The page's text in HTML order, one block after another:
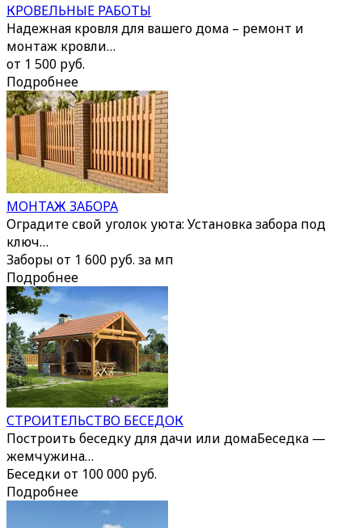
КРОВЕЛЬНЫЕ РАБОТЫ
Надежная кровля для вашего дома – ремонт и
монтаж кровли…
от 1 500 руб.
Подробнее
МОНТАЖ ЗАБОРА
Оградите свой уголок уюта: Установка забора под
ключ…
Заборы от 1 600 руб. за мп
Подробнее
СТРОИТЕЛЬСТВО БЕСЕДОК
Построить беседку для дачи или домаБеседка —
жемчужина…
Беседки от 100 000 руб.
Подробнее